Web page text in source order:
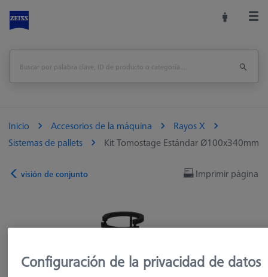
Inicio Accesorios de la máquina
Rayos X
Sistemas de pallets
Kit Tomostage Estándar Ø100x340mm
Imprimir página
visión de conjunto
Configuración de la privacidad de datos